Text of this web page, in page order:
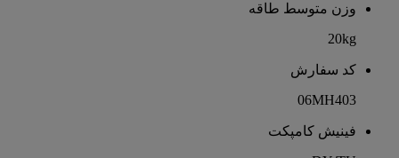
وزن متوسط طاقه
20kg
کد سفارش
06MH403
فینیش کامپکت